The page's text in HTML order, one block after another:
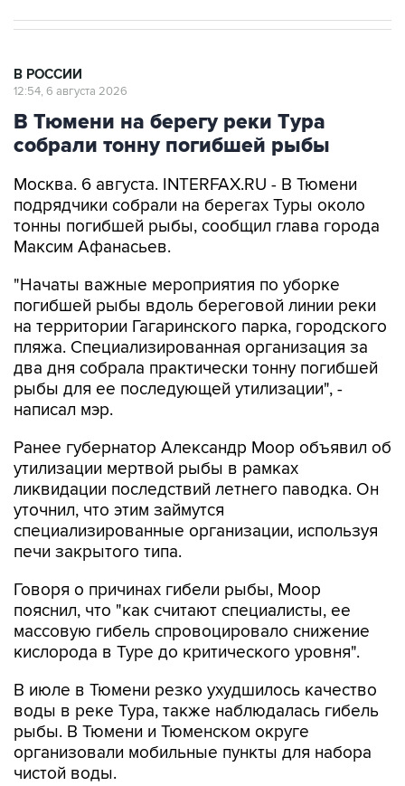
В РОССИИ
12:54, 6 августа 2026
В Тюмени на берегу реки Тура
собрали тонну погибшей рыбы
Москва. 6 августа. INTERFAX.RU - В Тюмени
подрядчики собрали на берегах Туры около
тонны погибшей рыбы, сообщил глава города
Максим Афанасьев.
"Начаты важные мероприятия по уборке
погибшей рыбы вдоль береговой линии реки
на территории Гагаринского парка, городского
пляжа. Специализированная организация за
два дня собрала практически тонну погибшей
рыбы для ее последующей утилизации", -
написал мэр.
Ранее губернатор Александр Моор объявил об
утилизации мертвой рыбы в рамках
ликвидации последствий летнего паводка. Он
уточнил, что этим займутся
специализированные организации, используя
печи закрытого типа.
Говоря о причинах гибели рыбы, Моор
пояснил, что "как считают специалисты, ее
массовую гибель спровоцировало снижение
кислорода в Туре до критического уровня".
В июле в Тюмени резко ухудшилось качество
воды в реке Тура, также наблюдалась гибель
рыбы. В Тюмени и Тюменском округе
организовали мобильные пункты для набора
чистой воды.